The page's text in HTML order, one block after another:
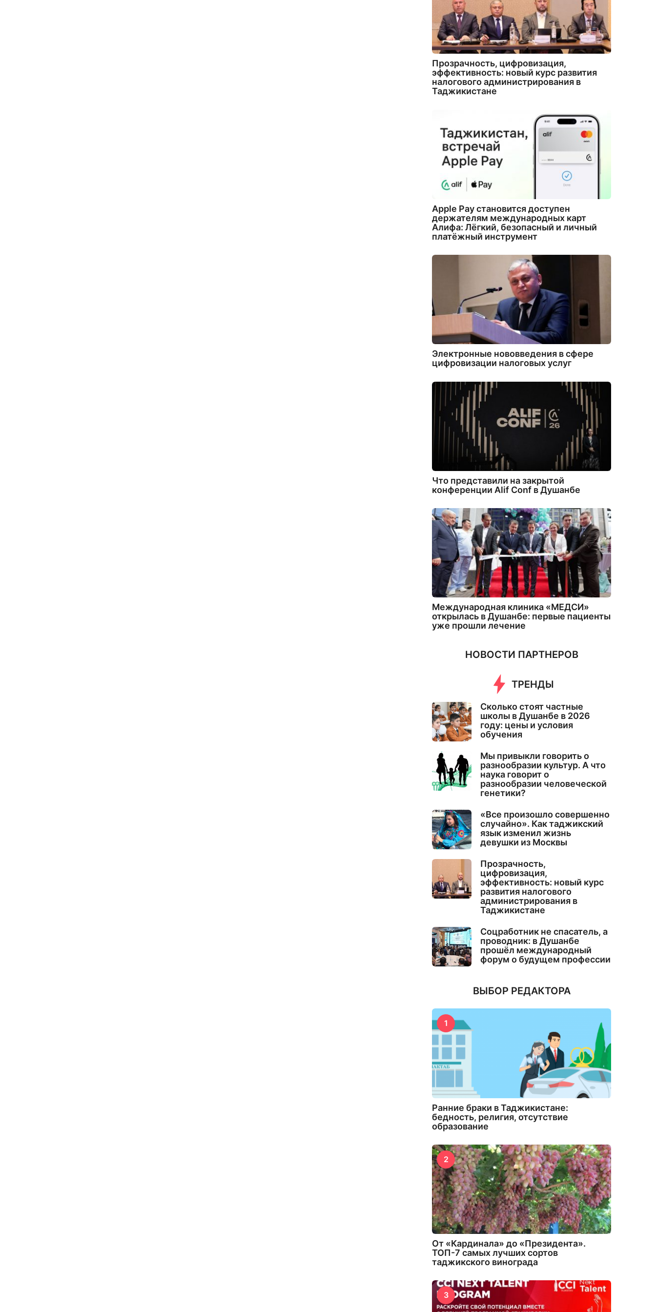
Прозрачность, цифровизация,
эффективность: новый курс развития
налогового администрирования в
Таджикистане
Apple Pay становится доступен
держателям международных карт
Алифа: Лёгкий, безопасный и личный
платёжный инструмент
Электронные нововведения в сфере
цифровизации налоговых услуг
Что представили на закрытой
конференции Alif Conf в Душанбе
Международная клиника «МЕДСИ»
открылась в Душанбе: первые пациенты
уже прошли лечение
НОВОСТИ ПАРТНЕРОВ
ТРЕНДЫ
Сколько стоят частные
школы в Душанбе в 2026
году: цены и условия
обучения
Мы привыкли говорить о
разнообразии культур. А что
наука говорит о
разнообразии человеческой
генетики?
«Все произошло совершенно
случайно». Как таджикский
язык изменил жизнь
девушки из Москвы
Прозрачность,
цифровизация,
эффективность: новый курс
развития налогового
администрирования в
Таджикистане
Соцработник не спасатель, а
проводник: в Душанбе
прошёл международный
форум о будущем профессии
ВЫБОР РЕДАКТОРА
1
Ранние браки в Таджикистане:
бедность, религия, отсутствие
образование
2
От «Кардинала» до «Президента».
ТОП-7 самых лучших сортов
таджикского винограда
3